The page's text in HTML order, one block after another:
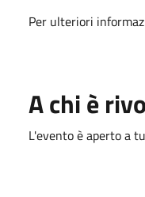
Per ulteriori
A chi è
L'evento è aperto a